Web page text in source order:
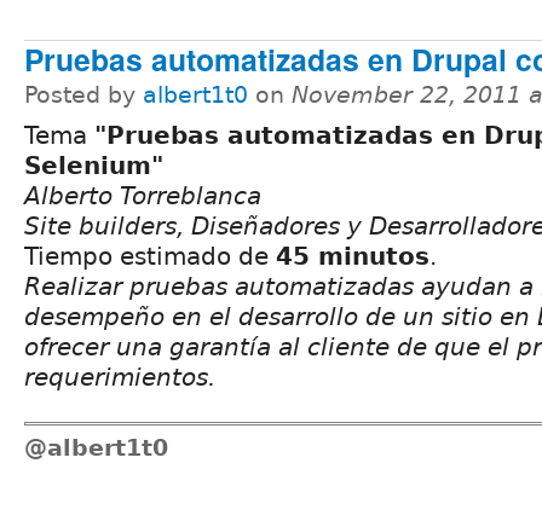
Pruebas automatizadas en Drupal
Posted by albert1t0 on November 22, 2011
Tema "Pruebas automatizadas en
Selenium"
Alberto Torreblanca
Site builders, Diseñadores y
Tiempo estimado de 45 minutos.
Realizar pruebas automatizadas ayudan
desempeño en el desarrollo de un sitio en
ofrecer una garantía al cliente de que el
requerimientos.
@albert1t0